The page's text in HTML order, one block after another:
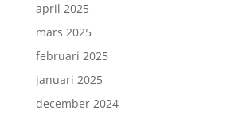
april 2025
mars 2025
februari 2025
januari 2025
december 2024